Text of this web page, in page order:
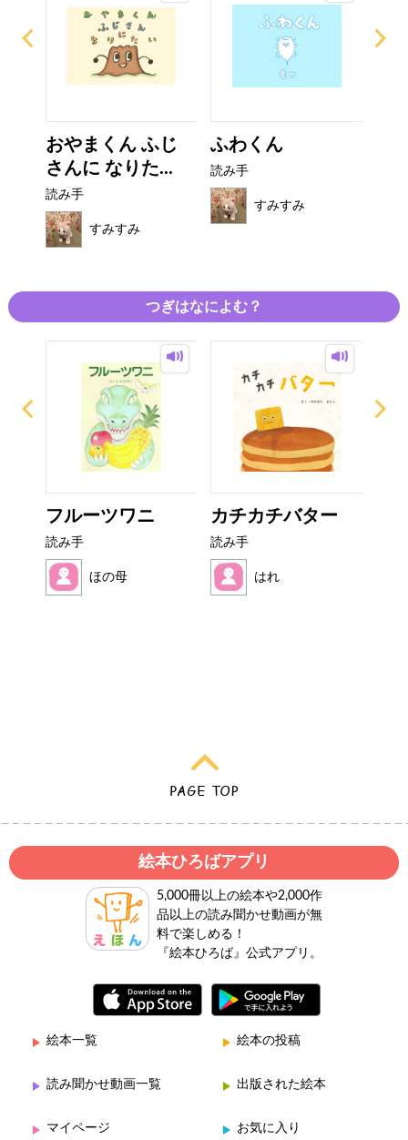
おやまくん ふじ
さんに なりた...
読み手
すみすみ
ふわくん
読み手
すみすみ
つぎはなによむ？
フルーツワニ
読み手
ほの母
カチカチバター
読み手
はれ
絵本ひろばアプリ
5,000冊以上の絵本や2,000作
品以上の読み聞かせ動画が無
料で楽しめる！
『絵本ひろば』公式アプリ。
絵本一覧 絵本の投稿
読み聞かせ動画一覧 出版された絵本
マイページ お気に入り